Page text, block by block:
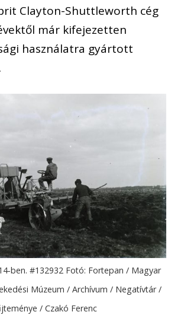
Clayton-Shuttleworth cég
már kifejezetten
használatra gyártott
ben. #132932 Fotó: Fortepan / Magyar
Múzeum / Archívum / Negatívtár /
/ Czakó Ferenc